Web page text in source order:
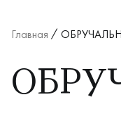
Главная